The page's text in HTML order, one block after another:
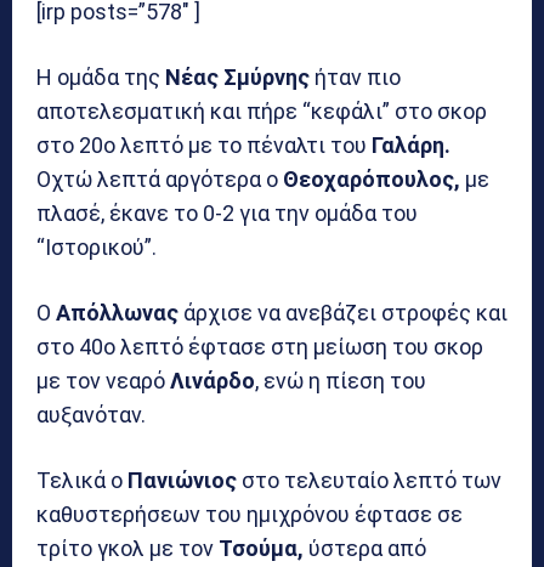
[irp posts=”578″ ]
Η ομάδα της Νέας Σμύρνης ήταν πιο
αποτελεσματική και πήρε “κεφάλι” στο σκορ
στο 20ο λεπτό με το πέναλτι του Γαλάρη.
Οχτώ λεπτά αργότερα ο Θεοχαρόπουλος, με
πλασέ, έκανε το 0-2 για την ομάδα του
“Ιστορικού”.
Ο Απόλλωνας άρχισε να ανεβάζει στροφές και
στο 40ο λεπτό έφτασε στη μείωση του σκορ
με τον νεαρόΛινάρδο, ενώ η πίεση του
αυξανόταν.
Τελικά ο Πανιώνιος στο τελευταίο λεπτό των
καθυστερήσεων του ημιχρόνου έφτασε σε
τρίτο γκολ με τον Τσούμα, ύστερα από